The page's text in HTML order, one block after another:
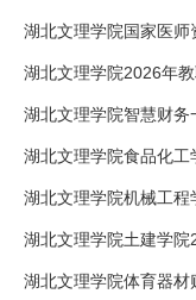
湖北文理学院国家医师
湖北文理学院2026年
湖北文理学院智慧财
湖北文理学院食品化工
湖北文理学院机械工
湖北文理学院土建学
湖北文理学院体育器材